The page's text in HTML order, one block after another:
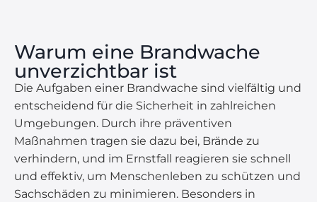
Warum eine Brandwache
unverzichtbar ist
Die Aufgaben einer Brandwache sind vielfältig und
entscheidend für die Sicherheit in zahlreichen
Umgebungen. Durch ihre präventiven
Maßnahmen tragen sie dazu bei, Brände zu
verhindern, und im Ernstfall reagieren sie schnell
und effektiv, um Menschenleben zu schützen und
Sachschäden zu minimieren. Besonders in